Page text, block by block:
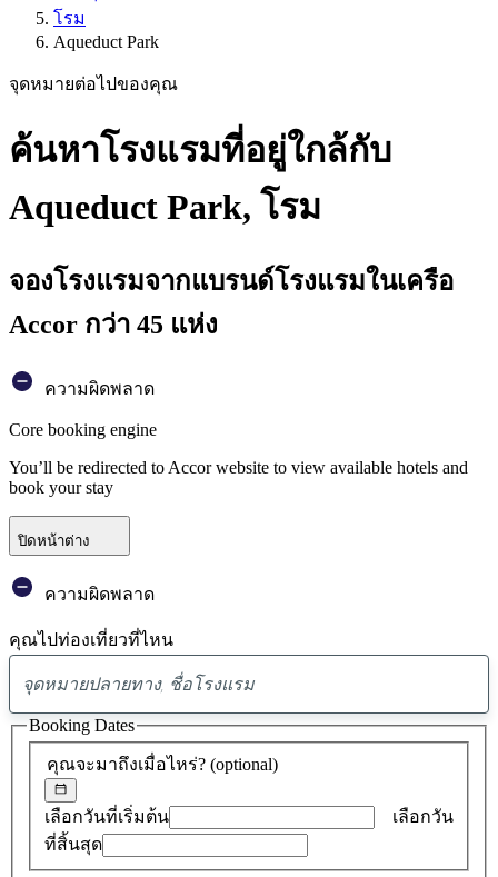
โรม
Aqueduct Park
จุดหมายต่อไปของคุณ
ค้นหาโรงแรมที่อยู่ใกล้กับ
Aqueduct Park, โรม
จองโรงแรมจากแบรนด์โรงแรมในเครือ
Accor กว่า 45 แห่ง
ความผิดพลาด
Core booking engine
You’ll be redirected to Accor website to view available hotels and
book your stay
ปิดหน้าต่าง
ความผิดพลาด
คุณไปท่องเที่ยวที่ไหน
พบ
ข้อ
เสนอ
0
คุณจะมาถึงเมื่อไหร่? (optional)
เลือกวันที่เริ่มต้น
เลือกวัน
ที่สิ้นสุด
Booking Dates